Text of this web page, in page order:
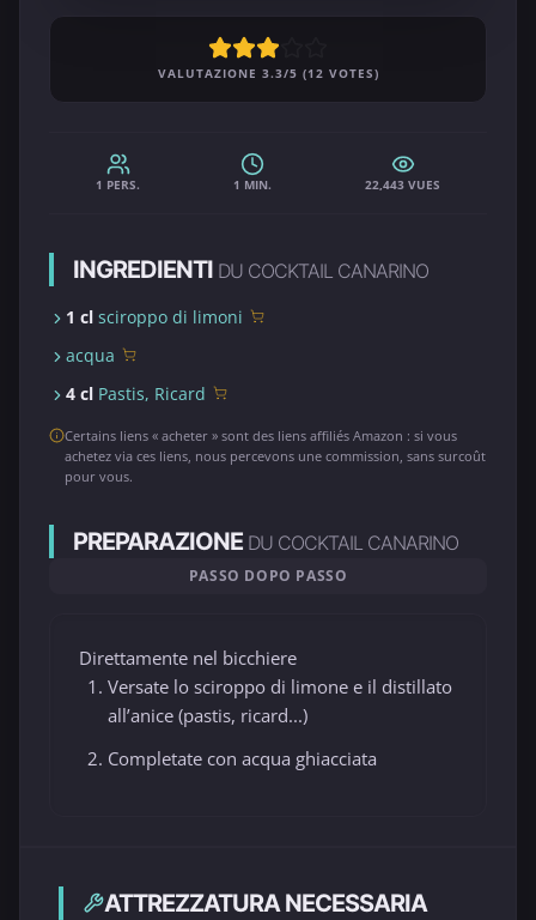
VALUTAZIONE 3.3/5 (12 VOTES)
1 PERS. 1 MIN. 22,443 VUES
INGREDIENTI DU COCKTAIL CANARINO
1 cl sciroppo di limoni
acqua
4 cl Pastis, Ricard
Certains liens « acheter » sont des liens affiliés Amazon : si vous
achetez via ces liens, nous percevons une commission, sans surcoût
pour vous.
PREPARAZIONE DU COCKTAIL CANARINO
PASSO DOPO PASSO
Direttamente nel bicchiere
Versate lo sciroppo di limone e il distillato
all’anice (pastis, ricard...)
Completate con acqua ghiacciata
ATTREZZATURA NECESSARIA